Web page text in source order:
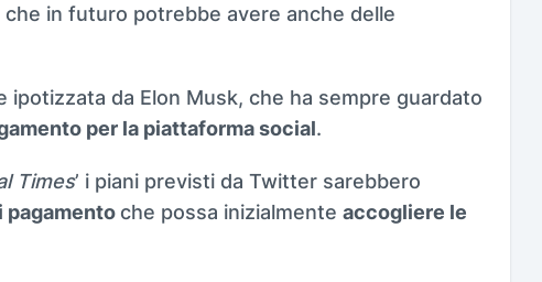
che in futuro potrebbe avere anche delle
da Elon Musk, che ha sempre guardato
per la piattaforma social.
Times’ i piani previsti da Twitter sarebbero
pagamento che possa inizialmente accogliere le